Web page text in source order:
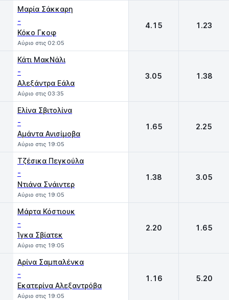
Μαρία Σάκκαρη
-
Κόκο Γκοφ
Αύριο στις 02:05
4.15 1.23
Κάτι ΜακΝάλι
-
Αλεξάντρα Εάλα
Αύριο στις 03:35
3.05 1.38
Ελίνα Σβιτολίνα
-
Αμάντα Ανισίμοβα
Αύριο στις 19:05
1.65 2.25
Τζέσικα Πεγκούλα
-
Ντιάνα Σνάιντερ
Αύριο στις 19:05
1.38 3.05
Μάρτα Κόστιουκ
-
Ίγκα Σβίατεκ
Αύριο στις 19:05
2.20 1.65
Aρίνα Σαμπαλένκα
-
Eκατερίνα Αλεξαντρόβα
Αύριο στις 19:05
1.16 5.20